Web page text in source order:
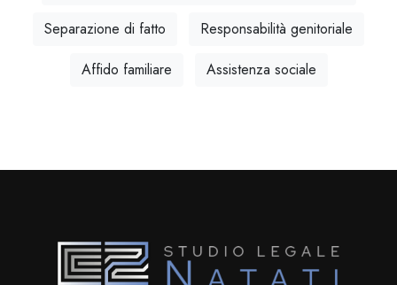
Separazione di fatto
Responsabilità genitoriale
Affido familiare
Assistenza sociale